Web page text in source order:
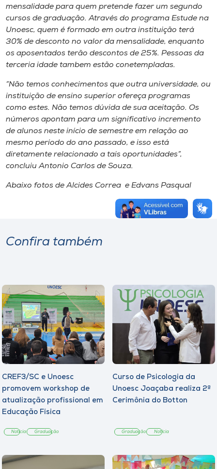
mensalidade para quem pretende fazer um segundo
cursos de graduação. Através do programa Estude na
Unoesc, quem é formado em outra instituição terá
30% de desconto no valor da mensalidade, enquanto
os aposentados terão descontos de 25%. Pessoas da
terceria idade tambem estão conetempladas.
“Não temos conhecimentos que outra universidade, ou
instituição de ensino superior ofereça programas
como estes. Não temos dúvida de sua aceitação. Os
números apontam para um significativo incremento
de alunos neste início de semestre em relação ao
mesmo período do ano passado, e isso está
diretamente relacionado a tais oportunidades”,
concluiu Antonio Carlos de Souza.
Abaixo fotos de Alcides Correa e Edvans Pasqual
Confira também
CREF3/SC e Unoesc
promovem workshop de
atualização profissional em
Educação Física
Notícia Graduação
Curso de Psicologia da
Unoesc Joaçaba realiza 2ª
Cerimônia do Botton
Graduação Notícia